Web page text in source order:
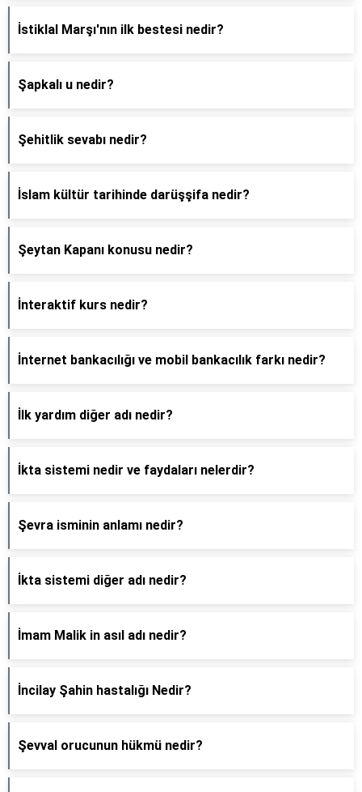
İstiklal Marşı'nın ilk bestesi nedir?
Şapkalı u nedir?
Şehitlik sevabı nedir?
İslam kültür tarihinde darüşşifa nedir?
Şeytan Kapanı konusu nedir?
İnteraktif kurs nedir?
İnternet bankacılığı ve mobil bankacılık farkı nedir?
İlk yardım diğer adı nedir?
İkta sistemi nedir ve faydaları nelerdir?
Şevra isminin anlamı nedir?
İkta sistemi diğer adı nedir?
İmam Malik in asıl adı nedir?
İncilay Şahin hastalığı Nedir?
Şevval orucunun hükmü nedir?